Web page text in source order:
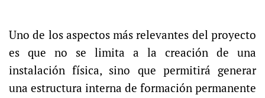
Uno de los aspectos más relevantes del proyecto
es que no se limita a la creación de una
instalación física, sino que permitirá generar
una estructura interna de formación permanente